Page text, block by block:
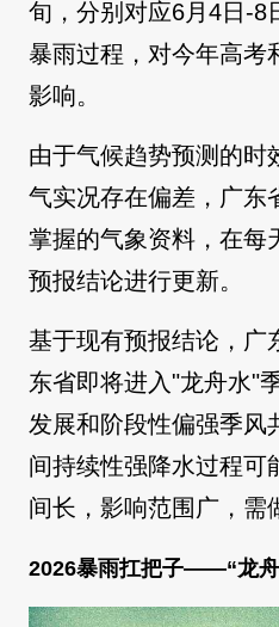
旬，分别对应6月4日-8
暴雨过程，对今年高考
影响。
由于气候趋势预测的时
气实况存在偏差，广东
掌握的气象资料，在每
预报结论进行更新。
基于现有预报结论，广
东省即将进入"龙舟水"
发展和阶段性偏强季风
间持续性强降水过程可
间长，影响范围广，需
2026暴雨扛把子——“龙